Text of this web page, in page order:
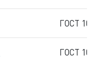
ГОСТ
ГОСТ